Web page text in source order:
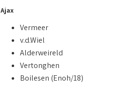
Ajax
Vermeer
v.d.Wiel
Alderweireld
Vertonghen
Boilesen (Enoh/18)